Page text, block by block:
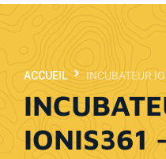
IONIS361
ACCUEIL INCUBATEUR